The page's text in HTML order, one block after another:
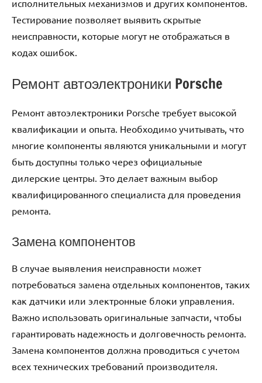
исполнительных механизмов и других компонентов.
Тестирование позволяет выявить скрытые
неисправности, которые могут не отображаться в
кодах ошибок.
Ремонт автоэлектроники Porsche
Ремонт автоэлектроники Porsche требует высокой
квалификации и опыта. Необходимо учитывать, что
многие компоненты являются уникальными и могут
быть доступны только через официальные
дилерские центры. Это делает важным выбор
квалифицированного специалиста для проведения
ремонта.
Замена компонентов
В случае выявления неисправности может
потребоваться замена отдельных компонентов, таких
как датчики или электронные блоки управления.
Важно использовать оригинальные запчасти, чтобы
гарантировать надежность и долговечность ремонта.
Замена компонентов должна проводиться с учетом
всех технических требований производителя.